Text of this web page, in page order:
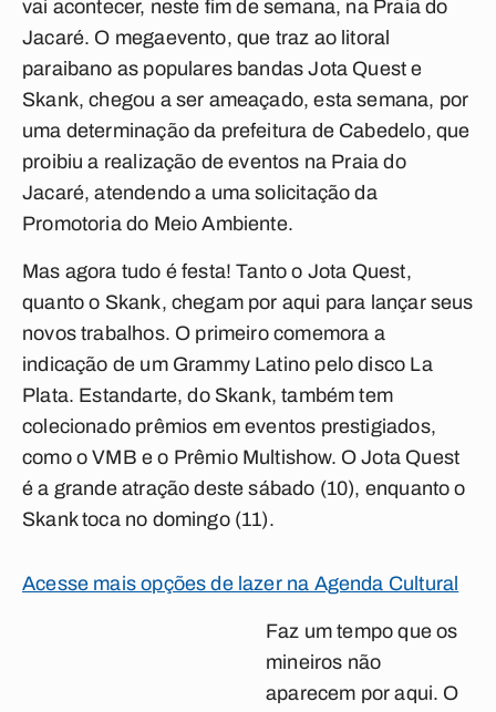
vai acontecer, neste fim de semana, na Praia do
Jacaré. O megaevento, que traz ao litoral
paraibano as populares bandas Jota Quest e
Skank, chegou a ser ameaçado, esta semana, por
uma determinação da prefeitura de Cabedelo, que
proibiu a realização de eventos na Praia do
Jacaré, atendendo a uma solicitação da
Promotoria do Meio Ambiente.
Mas agora tudo é festa! Tanto o Jota Quest,
quanto o Skank, chegam por aqui para lançar seus
novos trabalhos. O primeiro comemora a
indicação de um Grammy Latino pelo disco La
Plata. Estandarte, do Skank, também tem
colecionado prêmios em eventos prestigiados,
como o VMB e o Prêmio Multishow. O Jota Quest
é a grande atração deste sábado (10), enquanto o
Skank toca no domingo (11).
Acesse mais opções de lazer na Agenda Cultural
Faz um tempo que os
mineiros não
aparecem por aqui. O